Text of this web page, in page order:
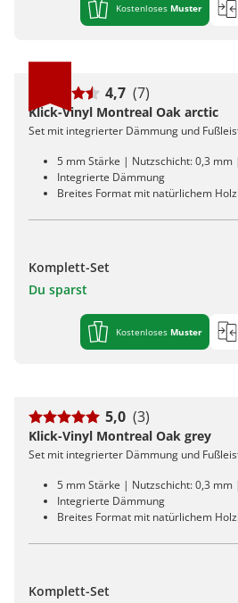
Kostenloses Muster
4,7 (7)
Klick-Vinyl Montreal Oak arctic
Set mit integrierter Dämmung und
5 mm Stärke | Nutzschicht: 0,3 mm
Integrierte Dämmung
Breites Format mit natürlichem
Komplett-Set
Du sparst
Kostenloses Muster
5,0 (3)
Klick-Vinyl Montreal Oak grey
Set mit integrierter Dämmung und
5 mm Stärke | Nutzschicht: 0,3 mm
Integrierte Dämmung
Breites Format mit natürlichem
Komplett-Set